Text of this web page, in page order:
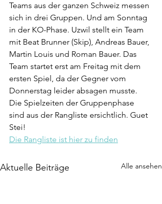
Teams aus der ganzen Schweiz messen
sich in drei Gruppen. Und am Sonntag
in der KO-Phase. Uzwil stellt ein Team
mit Beat Brunner (Skip), Andreas Bauer,
Martin Louis und Roman Bauer. Das
Team startet erst am Freitag mit dem
ersten Spiel, da der Gegner vom
Donnerstag leider absagen musste.
Die Spielzeiten der Gruppenphase
sind aus der Rangliste ersichtlich. Guet
Stei!
Die Rangliste ist hier zu finden
Aktuelle Beiträge Alle ansehen